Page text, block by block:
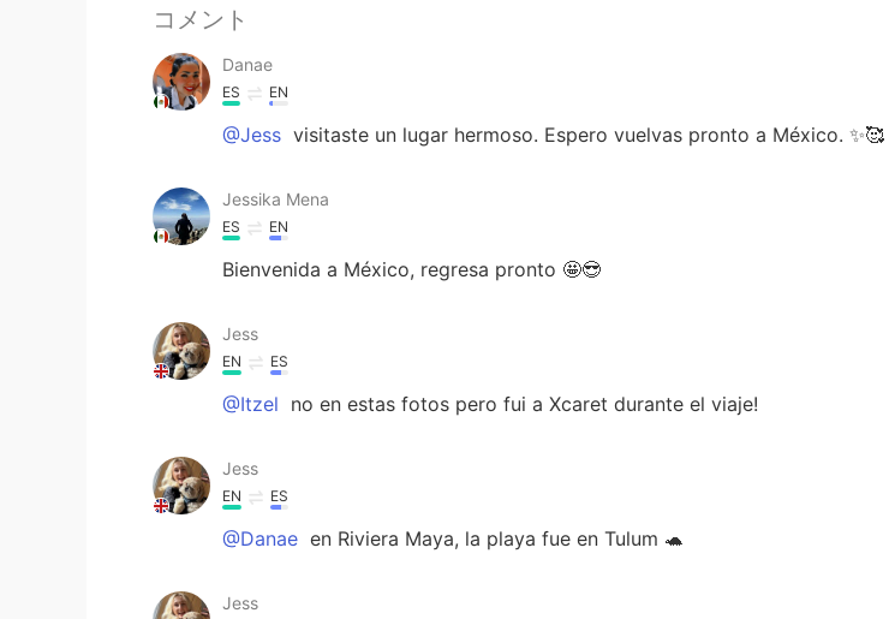
コメント
Danae
ES EN
@Jess visitaste un lugar hermoso. Espero vuelvas pronto a México. ✨🥰
Jessika Mena
ES EN
Bienvenida a México, regresa pronto 🤩😎
Jess
EN ES
@Itzel no en estas fotos pero fui a Xcaret durante el viaje!
Jess
EN ES
@Danae en Riviera Maya, la playa fue en Tulum 🐢
Jess